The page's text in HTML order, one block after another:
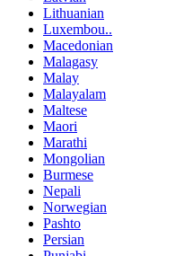
Lithuanian
Luxembou..
Macedonian
Malagasy
Malay
Malayalam
Maltese
Maori
Marathi
Mongolian
Burmese
Nepali
Norwegian
Pashto
Persian